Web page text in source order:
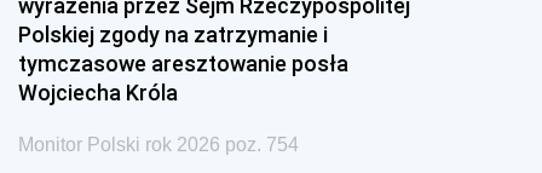
Polskiej zgody na zatrzymanie i
tymczasowe aresztowanie posła
Wojciecha Króla
Monitor Polski rok 2026 poz. 754